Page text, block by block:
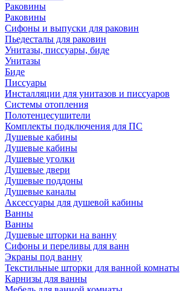
Раковины
Раковины
Сифоны и выпуски для раковин
Пьедесталы для раковин
Унитазы, писсуары, биде
Унитазы
Биде
Писсуары
Инсталляции для унитазов и писсуаров
Системы отопления
Полотенцесушители
Комплекты подключения для ПС
Душевые кабины
Душевые кабины
Душевые уголки
Душевые двери
Душевые поддоны
Душевые каналы
Аксессуары для душевой кабины
Ванны
Ванны
Душевые шторки на ванну
Сифоны и переливы для ванн
Экраны под ванну
Текстильные шторки для ванной комнаты
Карнизы для ванны